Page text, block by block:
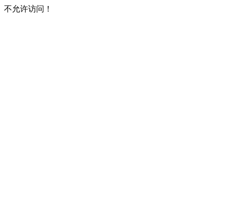
不允许访问！